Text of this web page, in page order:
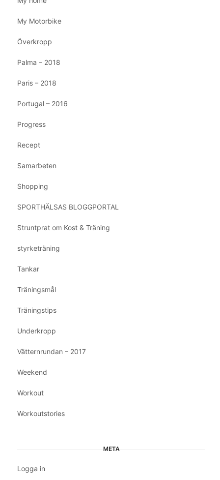
My Motorbike
Överkropp
Palma – 2018
Paris – 2018
Portugal – 2016
Progress
Recept
Samarbeten
Shopping
SPORTHÄLSAS BLOGGPORTAL
Struntprat om Kost & Träning
styrketräning
Tankar
Träningsmål
Träningstips
Underkropp
Vätternrundan – 2017
Weekend
Workout
Workoutstories
META
Logga in